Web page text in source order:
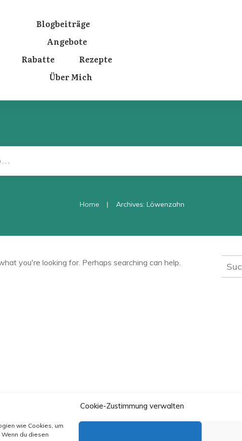
Cookie-Zustimmung verwalten
wie Cookies, um
du diesen
Blogbeiträge
Angebote
Rabatte
Rezepte
Über Mich
Home | Archives: Löwenzahn
you're looking for. Perhaps searching can help.
nach: